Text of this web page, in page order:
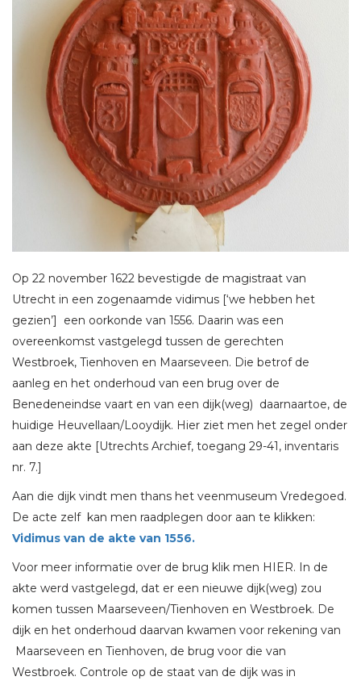
Op 22 november 1622 bevestigde de magistraat van
Utrecht in een zogenaamde vidimus [‘we hebben het
gezien’] een oorkonde van 1556. Daarin was een
overeenkomst vastgelegd tussen de gerechten
Westbroek, Tienhoven en Maarseveen. Die betrof de
aanleg en het onderhoud van een brug over de
Benedeneindse vaart en van een dijk(weg) daarnaartoe, de
huidige Heuvellaan/Looydijk. Hier ziet men het zegel onder
aan deze akte [Utrechts Archief, toegang 29-41, inventaris
nr. 7.]
Aan die dijk vindt men thans het veenmuseum Vredegoed.
De acte zelf kan men raadplegen door aan te klikken:
Vidimus van de akte van 1556.
Voor meer informatie over de brug klik men HIER. In de
akte werd vastgelegd, dat er een nieuwe dijk(weg) zou
komen tussen Maarseveen/Tienhoven en Westbroek. De
dijk en het onderhoud daarvan kwamen voor rekening van
Maarseveen en Tienhoven, de brug voor die van
Westbroek. Controle op de staat van de dijk was in